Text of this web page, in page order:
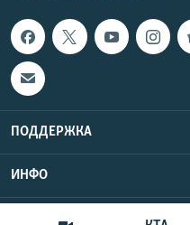
ПОДДЕРЖКА
ИНФО